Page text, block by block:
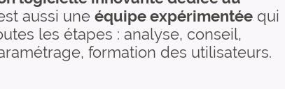
aussi une équipe expérimentée qui
les étapes : analyse, conseil,
formation des utilisateurs.